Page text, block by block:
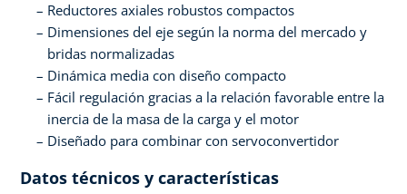
Reductores axiales robustos compactos
Dimensiones del eje según la norma del mercado y
bridas normalizadas
Dinámica media con diseño compacto
Fácil regulación gracias a la relación favorable entre la
inercia de la masa de la carga y el motor
Diseñado para combinar con servoconvertidor
Datos técnicos y características